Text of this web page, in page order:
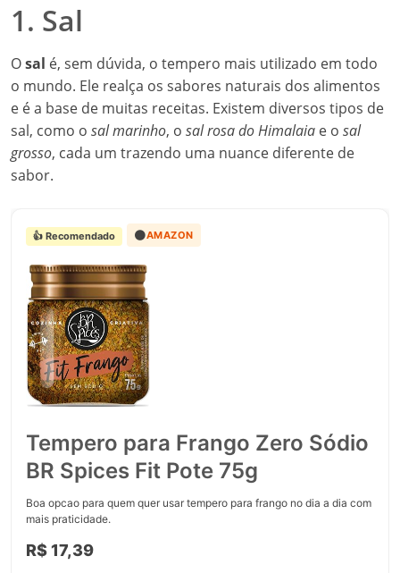
1. Sal
Osal é, sem dúvida, o tempero mais utilizado em todo
o mundo. Ele realça os sabores naturais dos alimentos
e é a base de muitas receitas. Existem diversos tipos de
sal, como o sal marinho, o sal rosa do Himalaia e o sal
grosso, cada um trazendo uma nuance diferente de
sabor.
👍 Recomendado 🟠AMAZON
Tempero para Frango Zero Sódio
BR Spices Fit Pote 75g
Boa opcao para quem quer usar tempero para frango no dia a dia com
mais praticidade.
R$ 17,39